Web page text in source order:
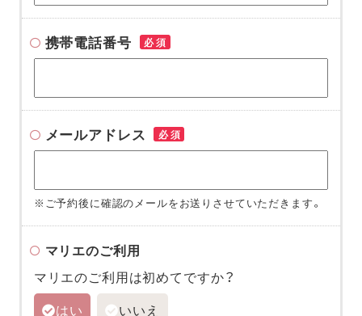
携帯電話番号 必須
メールアドレス 必須
※ご予約後に確認のメールをお送りさせていただきます。
マリエのご利用
マリエのご利用は初めてですか？
はい
いいえ